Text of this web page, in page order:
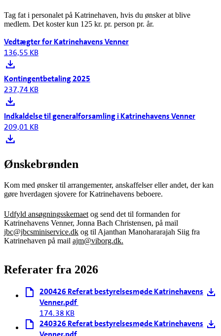
Tag fat i personalet på Katrinehaven, hvis du ønsker at blive
medlem. Det koster kun 125 kr. pr. person pr. år.
Vedtægter for Katrinehavens Venner
136,55 KB
Kontingentbetaling 2025
237,74 KB
Indkaldelse til generalforsamling i Katrinehavens Venner
209,01 KB
Ønskebrønden
Kom med ønsker til arrangementer, anskaffelser eller andet, der kan
gøre hverdagen sjovere for Katrinehavens beboere.
Udfyld ansøgningsskemaet og send det til formanden for
Katrinehavens Venner, Jonna Bach Christensen, på mail
jbc@jbcsminiservice.dk og til Ajanthan Manohararajah Siig fra
Katrinehaven på mail ajm@viborg.dk.
Referater fra 2026
200426 Referat bestyrelsesmøde Katrinehavens
Venner.pdf
174.38 KB
240326 Referat bestyrelsesmøde Katrinehavens